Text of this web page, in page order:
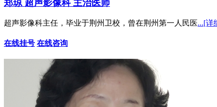
郑琼 超声影像科 主治医师
超声影像科主任，毕业于荆州卫校，曾在荆州第一人民医...[详
在线挂号 在线咨询